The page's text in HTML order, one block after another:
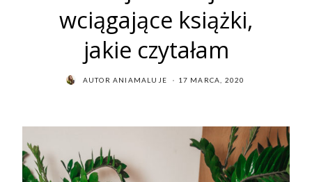
wciągające książki,
jakie czytałam
AUTORANIAMALUJE
POSTED
17 MARCA, 2020